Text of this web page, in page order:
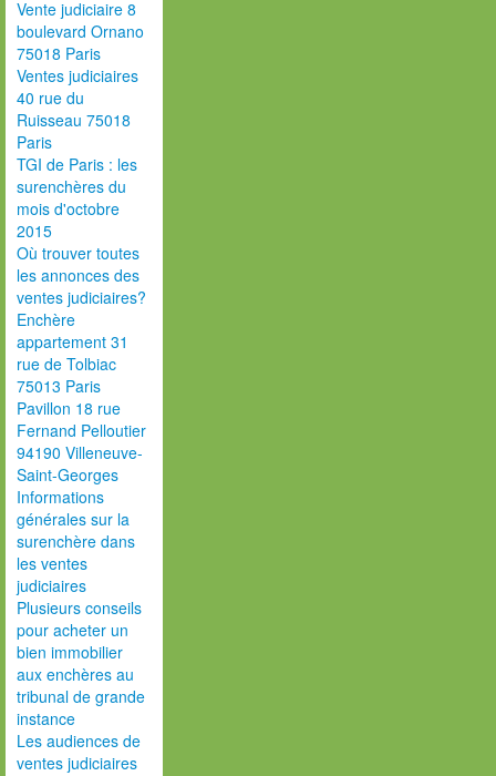
Vente judiciaire 8
boulevard Ornano
75018 Paris
Ventes judiciaires
40 rue du
Ruisseau 75018
Paris
TGI de Paris : les
surenchères du
mois d'octobre
2015
Où trouver toutes
les annonces des
ventes judiciaires?
Enchère
appartement 31
rue de Tolbiac
75013 Paris
Pavillon 18 rue
Fernand Pelloutier
94190 Villeneuve-
Saint-Georges
Informations
générales sur la
surenchère dans
les ventes
judiciaires
Plusieurs conseils
pour acheter un
bien immobilier
aux enchères au
tribunal de grande
instance
Les audiences de
ventes judiciaires